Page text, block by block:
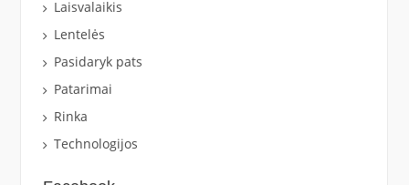
Laisvalaikis
Lentelės
Pasidaryk pats
Patarimai
Rinka
Technologijos